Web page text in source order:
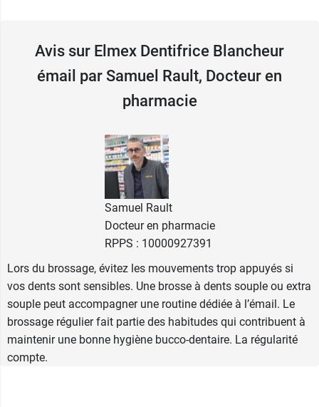
Usage quotidien.
Contient du monofluorophosphate de
Fabriqué de manière responsable.
Et pour protéger l'émail de vos dents, pensez à la
brosse à dents extra souple Elmex Opti Email
Conditionnement au choix :
Tube de 75 ml
Lot de 2 tubes de 75 ml
Avis sur Elmex Dentifrice Blancheur
émail par Samuel Rault, Docteur en
pharmacie
Samuel Rault
Docteur en pharmacie
RPPS : 10000927391
Lors du brossage, évitez les mouvements trop appuyés si
vos dents sont sensibles. Une brosse à dents souple ou extra
souple peut accompagner une routine dédiée à l’émail. Le
brossage régulier fait partie des habitudes qui contribuent à
maintenir une bonne hygiène bucco-dentaire. La régularité
compte.